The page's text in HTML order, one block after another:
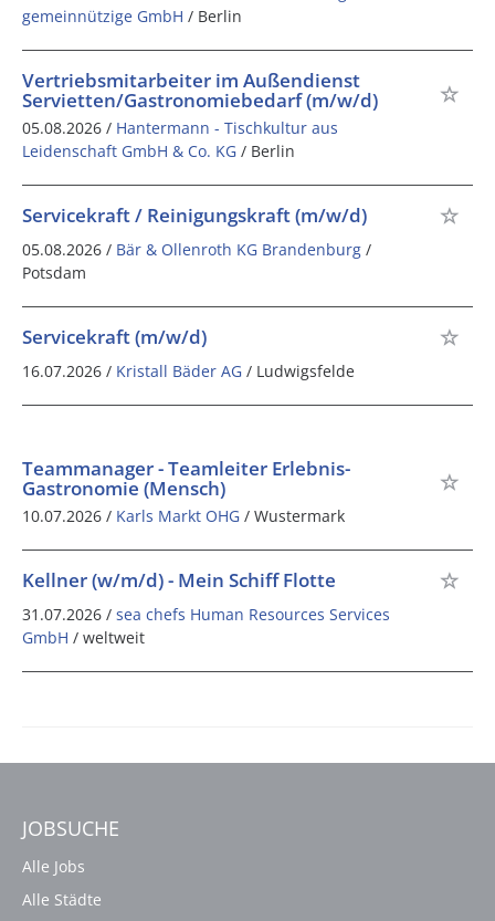
gemeinnützige GmbH / Berlin
Vertriebsmitarbeiter im Außendienst
Servietten/Gastronomiebedarf (m/w/d)
05.08.2026 / Hantermann - Tischkultur aus
Leidenschaft GmbH & Co. KG / Berlin
Servicekraft / Reinigungskraft (m/w/d)
05.08.2026 / Bär & Ollenroth KG Brandenburg /
Potsdam
Servicekraft (m/w/d)
16.07.2026 / Kristall Bäder AG / Ludwigsfelde
Teammanager - Teamleiter Erlebnis-
Gastronomie (Mensch)
10.07.2026 / Karls Markt OHG / Wustermark
Kellner (w/m/d) - Mein Schiff Flotte
31.07.2026 / sea chefs Human Resources Services
GmbH / weltweit
JOBSUCHE
Alle Jobs
Alle Städte